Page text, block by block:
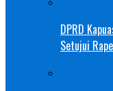
DPRD
Setujui